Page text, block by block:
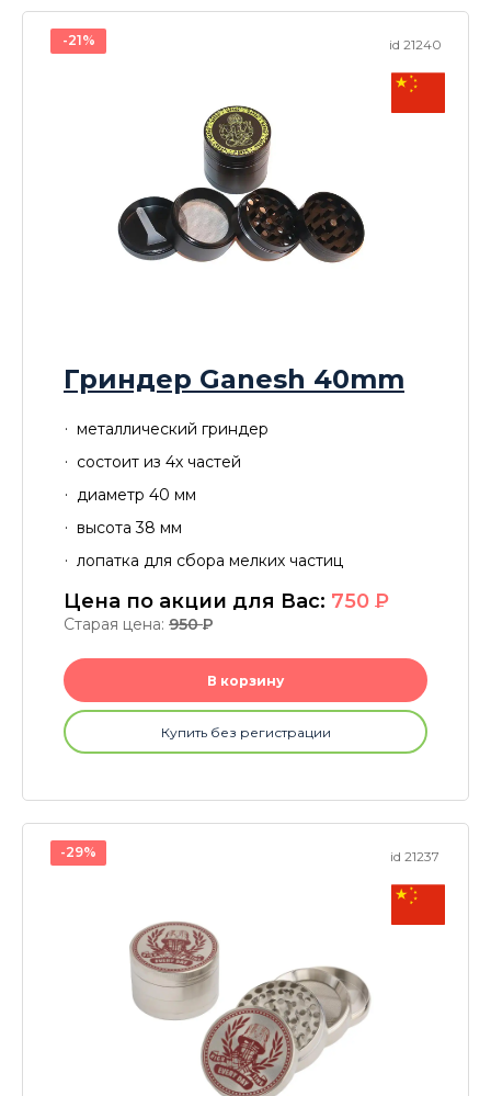
id 21240
-21%
Гриндер Ganesh 40mm
металлический гриндер
состоит из 4х частей
диаметр 40 мм
высота 38 мм
лопатка для сбора мелких частиц
Цена по акции для Вас: 750 P
Старая цена: 950P
В корзину
Купить без регистрации
id 21237
-29%